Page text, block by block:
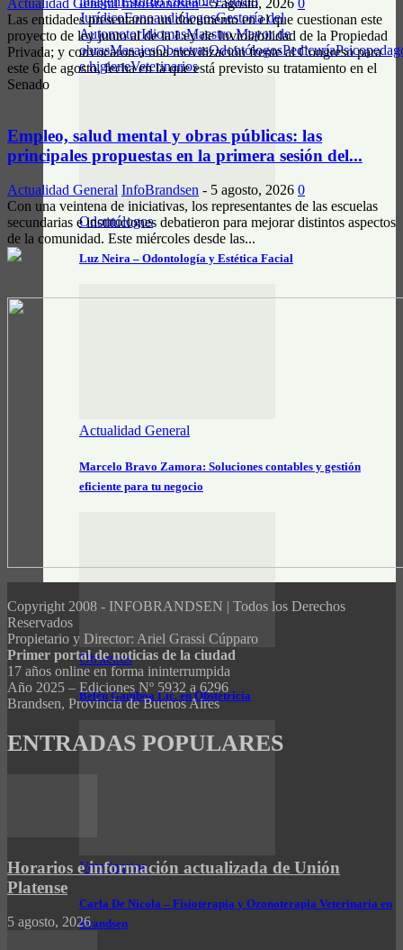
JurídicoFonoaudiólogosGestoría del
AutomotorIdiomasMaestro Mayor de
obrasMasajesObstetrasOdontólogosPedicuría
e higieneVeterinarios
Odontólogos
Luz Neira – Odontología y Estética Facial
Actualidad General
Marcelo Bravo Zamora: Soluciones contables y gestión
eficiente para tu negocio
Obstetras
Belén Gamboa Lic. en Obstetricia
Veterinarios
Carla De Nicola – Fisioterapia y Ozonoterapia Veterinaria en
Brandsen
Actualidad General InfoBrandsen - 5 agosto, 2026 0
Las entidades presentaron un documento en el que cuestionan este
proyecto de ley junto al de la Ley de Inviolabilidad de la Propiedad
Privada; y convocaron a una movilización frente al Congreso para
este 6 de agosto, fecha en la que está previsto su tratamiento en el
Senado
Empleo, salud mental y obras públicas: las
principales propuestas en la primera sesión del...
Actualidad General InfoBrandsen - 5 agosto, 2026 0
Con una veintena de iniciativas, los representantes de las escuelas
secundarias e instituciones debatieron para mejorar distintos aspectos
de la comunidad. Este miércoles desde las...
Copyright 2008 - INFOBRANDSEN | Todos los Derechos
Reservados
Propietario y Director: Ariel Grassi Cúpparo
Primer portal de noticias de la ciudad
17 años online en forma ininterrumpida
Año 2025 – Ediciones Nº 5932 a 6296
Brandsen, Provincia de Buenos Aires
ENTRADAS POPULARES
Horarios e información actualizada de Unión
Platense
5 agosto, 2026